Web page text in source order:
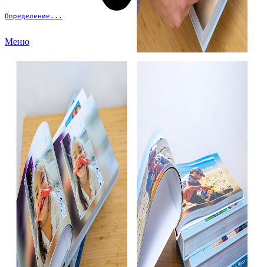
Определение...
Меню